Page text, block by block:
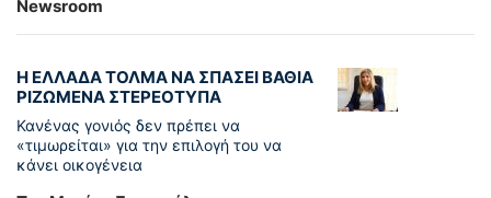
Newsroom
Η ΕΛΛΑΔΑ ΤΟΛΜΑ ΝΑ ΣΠΑΣΕΙ ΒΑΘΙΑ
ΡΙΖΩΜΕΝΑ ΣΤΕΡΕΟΤΥΠΑ
Κανένας γονιός δεν πρέπει να
«τιμωρείται» για την επιλογή του να
κάνει οικογένεια